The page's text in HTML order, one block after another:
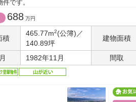
です。
688 万円
積
465.77m2(公簿)／
140.89坪
建物面積
1982年11月 間取